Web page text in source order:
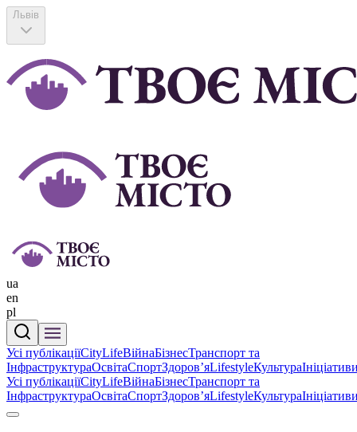
Львів
ua
en
pl
Усі публікаціїCityLifeВійнаБізнесТранспорт та
ІнфраструктураОсвітаСпортЗдоровʼяLifestyleКультура
Усі публікаціїCityLifeВійнаБізнесТранспорт та
ІнфраструктураОсвітаСпортЗдоровʼяLifestyleКультура